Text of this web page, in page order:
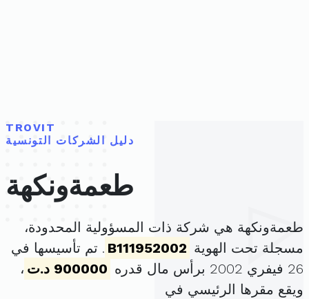
TROVIT
دليل الشركات التونسية
طعمةونكهة
طعمةونكهة هي شركة ذات المسؤولية المحدودة،
مسجلة تحت الهوية B111952002 . تم تأسيسها في
26 فيفري 2002 برأس مال قدره
900000 د.ت
،
ويقع مقرها الرئيسي في